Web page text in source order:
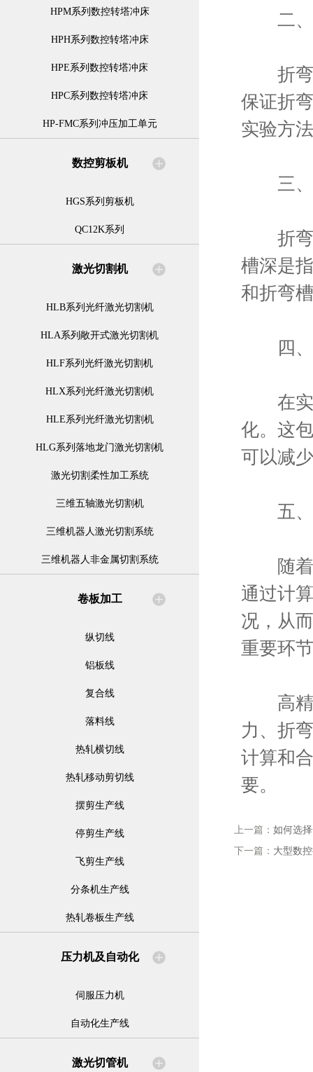
HPM系列数控转塔冲床
HPH系列数控转塔冲床
HPE系列数控转塔冲床
HPC系列数控转塔冲床
HP-FMC系列冲压加工单元
数控剪板机
HGS系列剪板机
QC12K系列
激光切割机
HLB系列光纤激光切割机
HLA系列敞开式激光切割机
HLF系列光纤激光切割机
HLX系列光纤激光切割机
HLE系列光纤激光切割机
HLG系列落地龙门激光切割机
激光切割柔性加工系统
三维五轴激光切割机
三维机器人激光切割系统
三维机器人非金属切割系统
卷板加工
纵切线
铝板线
复合线
落料线
热轧横切线
热轧移动剪切线
摆剪生产线
停剪生产线
飞剪生产线
分条机生产线
热轧卷板生产线
压力机及自动化
伺服压力机
自动化生产线
激光切管机
二、
折弯
保证折
实验方
三、
折弯
槽深是
和折弯
四、
在实
化。这
可以减
五、
随着
通过计
况，从
重要环
高精
力、折
计算和
要。
上一篇： 如何选
下一篇： 大型数